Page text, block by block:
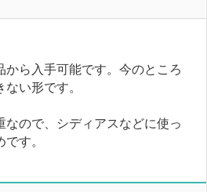
ら入手可能です。今のところ
い形です。
ので、シディアスなどに使っ
す。